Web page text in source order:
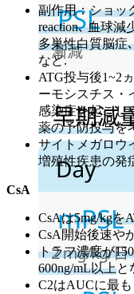
副作用： ショッ
reaction､ 血球減
多巣性白質脳症
など.
ATG投与後1~2
ーモシスチス・
感染症を起こし
薬の予防投与を
サイトメガロウ
増殖性疾患の発
CsA
CsAは5mg/kgを
CsA開始後速や
トラフ濃度が
600ng/mL以上と
C2はAUCに最